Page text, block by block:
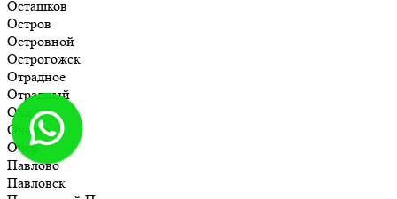
Осташков
Остров
Островной
Острогожск
Отрадное
Отрадный
Оха
Оханск
Очёр
Павлово
Павловск